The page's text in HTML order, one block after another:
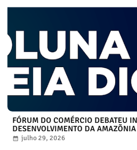
FÓRUM DO COMÉRCIO DEBATEU
DESENVOLVIMENTO DA
julho 29, 2026